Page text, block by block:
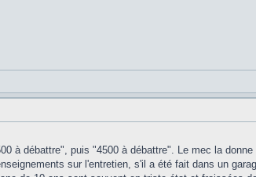
à débattre", puis "4500 à débattre". Le mec la
sur l'entretien, s'il a été fait dans un